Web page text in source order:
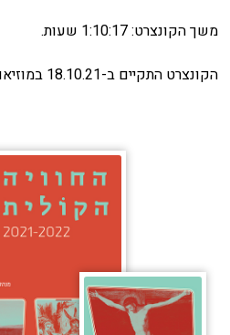
משך הקונצרט: 1:10:17 שעות.
הקונצרט התקיים ב-18.10.21 במוזיאון תל אביב לאמנות.